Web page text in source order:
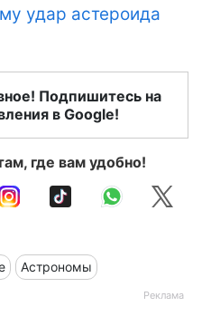
удар астероида
Подпишитесь на
в Google!
где вам удобно!
Астрономы